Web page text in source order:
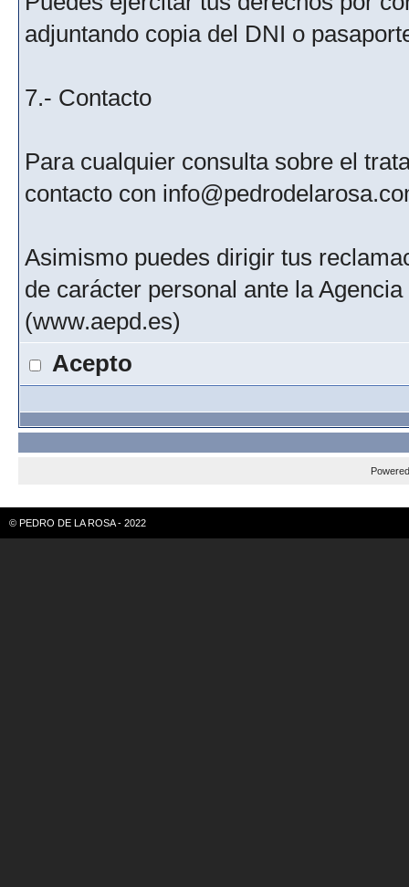
adjuntando copia del DNI o
7.- Contacto
Para cualquier consulta sobre el
contacto con
Asimismo puedes dirigir tus
de carácter personal ante la
(www.aepd.es)
Acepto
© PEDRO DE LA ROSA - 2022